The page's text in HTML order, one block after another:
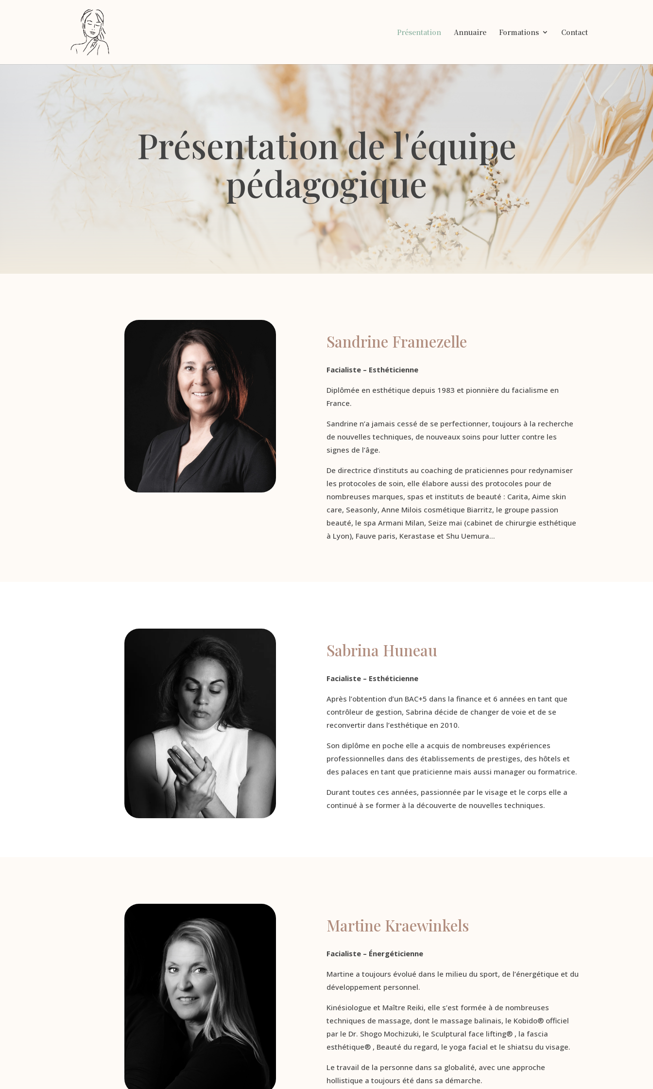
Présentation Annuaire Formations Contact
Présentation de l'équipe
pédagogique
Sandrine Framezelle
Facialiste – Esthéticienne
Diplômée en esthétique depuis 1983 et pionnière du facialisme en
France.
Sandrine n’a jamais cessé de se perfectionner, toujours à la recherche
de nouvelles techniques, de nouveaux soins pour lutter contre les
signes de l’âge.
De directrice d’instituts au coaching de praticiennes pour redynamiser
les protocoles de soin, elle élabore aussi des protocoles pour de
nombreuses marques, spas et instituts de beauté : Carita, Aime skin
care, Seasonly, Anne Milois cosmétique Biarritz, le groupe passion
beauté, le spa Armani Milan, Seize mai (cabinet de chirurgie esthétique
à Lyon), Fauve paris, Kerastase et Shu Uemura…
Sabrina Huneau
Facialiste – Esthéticienne
Après l’obtention d’un BAC+5 dans la finance et 6 années en tant que
contrôleur de gestion, Sabrina décide de changer de voie et de se
reconvertir dans l’esthétique en 2010.
Son diplôme en poche elle a acquis de nombreuses expériences
professionnelles dans des établissements de prestiges, des hôtels et
des palaces en tant que praticienne mais aussi manager ou formatrice.
Durant toutes ces années, passionnée par le visage et le corps elle a
continué à se former à la découverte de nouvelles techniques.
Martine Kraewinkels
Facialiste – Énergéticienne
Martine a toujours évolué dans le milieu du sport, de l’énergétique et du
développement personnel.
Kinésiologue et Maître Reiki, elle s’est formée à de nombreuses
techniques de massage, dont le massage balinais, le Kobido® officiel
par le Dr. Shogo Mochizuki, le Sculptural face lifting® , la fascia
esthétique® , Beauté du regard, le yoga facial et le shiatsu du visage.
Le travail de la personne dans sa globalité, avec une approche
hollistique a toujours été dans sa démarche.